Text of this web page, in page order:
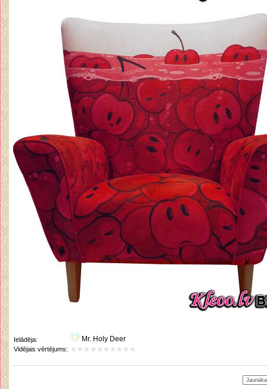
Ielādēja: Mr. Holy Deer
Vidējais vērtējums: